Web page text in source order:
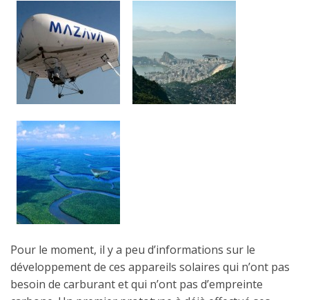
Pour le moment, il y a peu d’informations sur le
développement de ces appareils solaires qui n’ont pas
besoin de carburant et qui n’ont pas d’empreinte